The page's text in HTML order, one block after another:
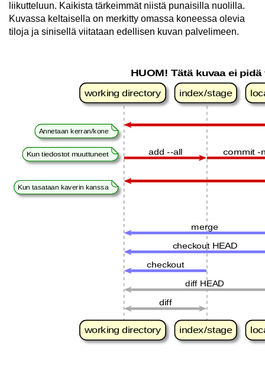
liikutteluun. Kaikista tärkeimmät niistä punaisilla nuolilla.
Kuvassa keltaisella on merkitty omassa koneessa olevia
tiloja ja sinisellä viitataan edellisen kuvan palvelimeen.
HUOM! Tätä kuvaa ei
working directory
index/stage
working directory index/stage
Annetaan kerran/kone
add --all
Kun tiedostot muuttuneet commit -
Kun tasataan kaverin kanssa
merge
checkout HEAD
checkout
diff HEAD
diff